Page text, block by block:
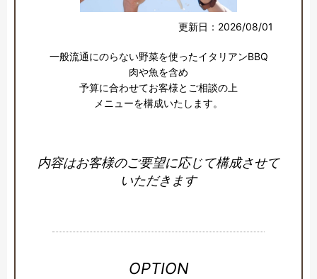
更新日：2026/08/01
一般流通にのらない野菜を使ったイタリアンBBQ
肉や魚を含め
予算に合わせてお客様とご相談の上
メニューを構成いたします。
内容はお客様のご要望に応じて構成させて
いただきます
OPTION